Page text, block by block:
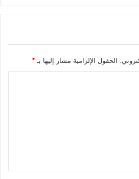
الحقول الإلزامية مشار إليها بـ *